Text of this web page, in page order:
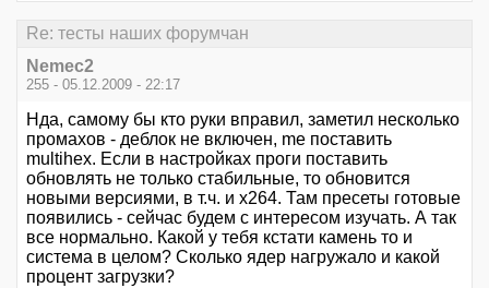
Re: тесты наших форумчан
Nemec2
255 - 05.12.2009 - 22:17
Нда, самому бы кто руки вправил, заметил несколько
промахов - деблок не включен, me поставить
multihex. Если в настройках проги поставить
обновлять не только стабильные, то обновится
новыми версиями, в т.ч. и x264. Там пресеты готовые
появились - сейчас будем с интересом изучать. А так
все нормально. Какой у тебя кстати камень то и
система в целом? Сколько ядер нагружало и какой
процент загрузки?